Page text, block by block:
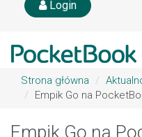
Login
Strona główna
Empik Go na
Empik Go na